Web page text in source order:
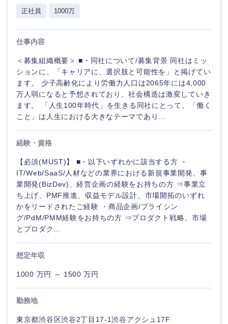
正社員
1000万
仕事内容
＜募集組織概要＞ ■・同社について/募集背景 同社はミッ
ションに、「キャリアに、選択肢と可能性を」と掲げてい
ます。 少子高齢化により労働力人口は2065年には4,000
万人弱になると予想されており、社会構造は激変していき
ます。 「人生100年時代」を生きる同社にとって、「働く
こと」は人生における大きなテーマであり...
経験・資格
【必須(MUST)】 ■・以下いずれかに該当する方 ・
IT/Web/SaaS/人材などの業界における新規事業開発、事
業開発(BizDev)、経営企画の経験をお持ちの方 ⇒事業立
ち上げ、PMF推進、収益モデル設計、市場開拓のいずれ
かをリードされたご経験 ・商品企画/プライシン
グ/PdM/PMM経験をお持ちの方 ⇒プロダクト戦略、市場
とプロダク...
想定年収
1000 万円 ～ 1500 万円
勤務地
東京都渋谷区渋谷2丁目17-1渋谷アクシュ17F